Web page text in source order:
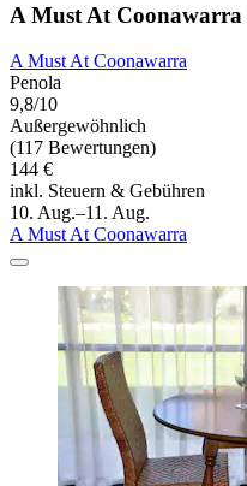
A Must At Coonawarra
A Must At Coonawarra
Penola
9,8/10
Außergewöhnlich
(117 Bewertungen)
144 €
inkl. Steuern & Gebühren
10. Aug.–11. Aug.
A Must At Coonawarra